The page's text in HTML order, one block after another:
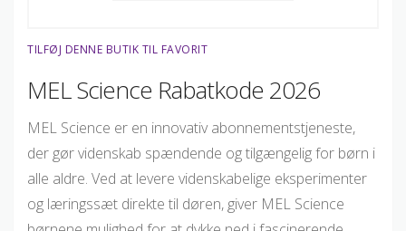
TILFØJ DENNE BUTIK TIL FAVORIT
MEL Science Rabatkode 2026
MEL Science er en innovativ abonnementstjeneste,
der gør videnskab spændende og tilgængelig for børn i
alle aldre. Ved at levere videnskabelige eksperimenter
og læringssæt direkte til døren, giver MEL Science